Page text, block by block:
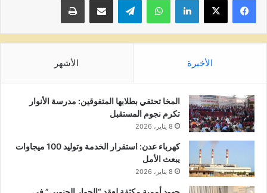
الأخيرة الأشهر
المخا تحتفي بطلابها المتفوقين: مدرسة الأنوار
تكرم نجوم المستقبل
8 يناير، 2026
كهرباء عدن: استقرار الخدمة وتوليد 100 ميجاوات
يبعث الأمل
8 يناير، 2026